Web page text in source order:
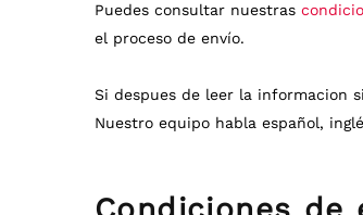
Puedes consultar nuestras
el proceso de envío.
Si despues de leer la informacion
Nuestro equipo habla español,